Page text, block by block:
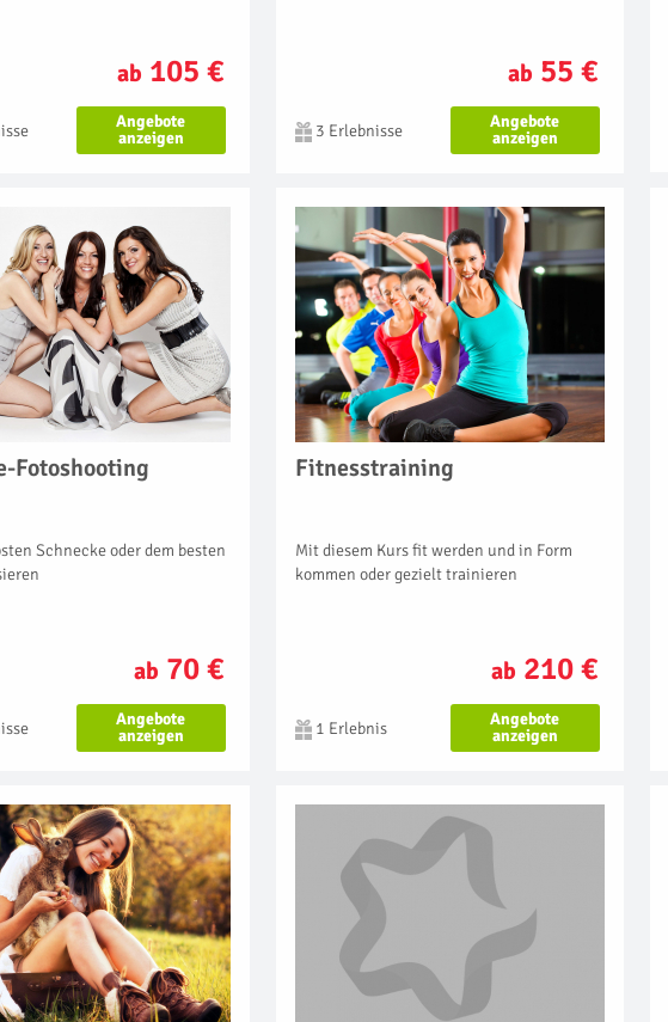
ab 105 €
Angebote
anzeigen
ab 55 €
3 Erlebnisse
Angebote
anzeigen
Fotoshooting
Schnecke oder dem besten
ab 70 €
Angebote
anzeigen
Fitnesstraining
Mit diesem Kurs fit werden und in Form
kommen oder gezielt trainieren
ab 210 €
1 Erlebnis
Angebote
anzeigen